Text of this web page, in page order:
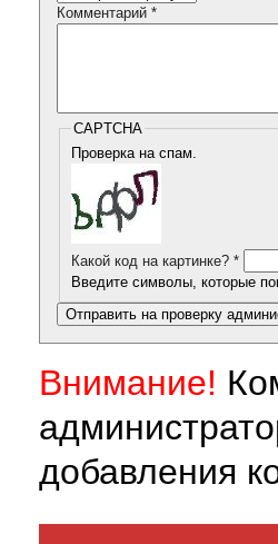
Комментарий *
CAPTCHA
Проверка на спам.
Какой код на картинке? *
Введите символы, которые
Внимание!
добавления